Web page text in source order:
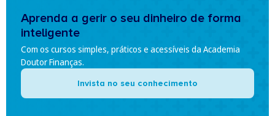
Aprenda a gerir o seu dinheiro de forma
inteligente
Com os cursos simples, práticos e acessíveis da Academia
Doutor Finanças.
Invista no seu conhecimento